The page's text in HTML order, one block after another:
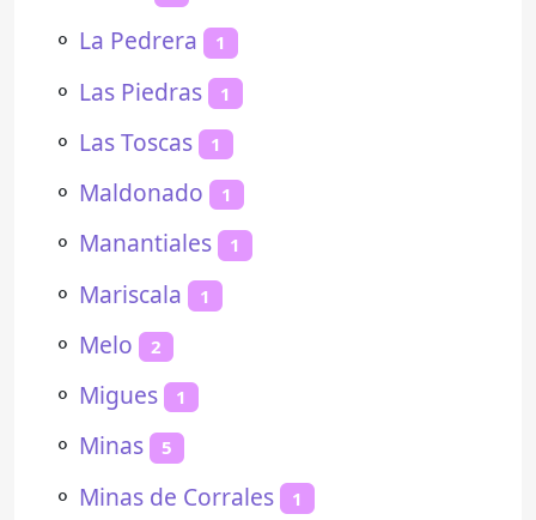
⚬ La Pedrera 1
⚬ Las Piedras 1
⚬ Las Toscas 1
⚬ Maldonado 1
⚬ Manantiales 1
⚬ Mariscala 1
⚬ Melo 2
⚬ Migues 1
⚬ Minas 5
⚬ Minas de Corrales 1